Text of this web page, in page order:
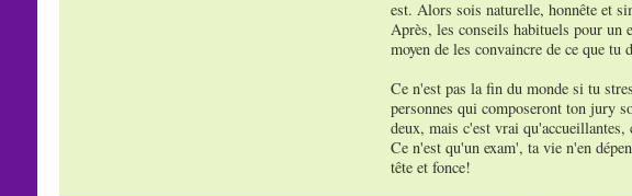
est. Alors sois naturelle, honnête et
Après, les conseils habituels pour
moyen de les convaincre de ce que tu
Ce n'est pas la fin du monde si tu
personnes qui composeront ton jury
deux, mais c'est vrai
Ce n'est qu'un exam', ta vie n'en
tête et fonce!